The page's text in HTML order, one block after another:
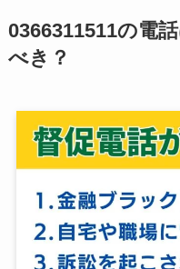
0366311511の電
べき？